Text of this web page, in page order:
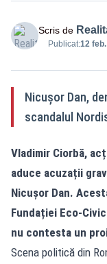
Scris de
Publicat:12
Nicușor Dan,
scandalul
Vladimir Ciorbă,
aduce acuzații
Nicușor Dan.
Fundației Eco-
nu contesta un
Scena politică din